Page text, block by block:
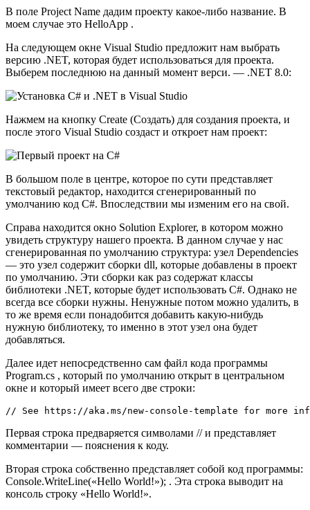
В поле Project Name дадим проекту какое-либо название. В
моем случае это HelloApp .
На следующем окне Visual Studio предложит нам выбрать
версию .NET, которая будет использоваться для проекта.
Выберем последнюю на данный момент верси. — .NET 8.0:
Нажмем на кнопку Create (Создать) для создания проекта, и
после этого Visual Studio создаст и откроет нам проект:
В большом поле в центре, которое по сути представляет
текстовый редактор, находится сгенерированный по
умолчанию код C#. Впоследствии мы изменим его на свой.
Справа находится окно Solution Explorer, в котором можно
увидеть структуру нашего проекта. В данном случае у нас
сгенерированная по умолчанию структура: узел Dependencies
— это узел содержит сборки dll, которые добавлены в проект
по умолчанию. Эти сборки как раз содержат классы
библиотеки .NET, которые будет использовать C#. Однако не
всегда все сборки нужны. Ненужные потом можно удалить, в
то же время если понадобится добавить какую-нибудь
нужную библиотеку, то именно в этот узел она будет
добавляться.
Далее идет непосредственно сам файл кода программы
Program.cs , который по умолчанию открыт в центральном
окне и который имеет всего две строки:
// See https://aka.ms/new-console-template for more
Первая строка предваряется символами // и представляет
комментарии — пояснения к коду.
Вторая строка собственно представляет собой код программы:
Console.WriteLine(«Hello World!»); . Эта строка выводит на
консоль строку «Hello World!».